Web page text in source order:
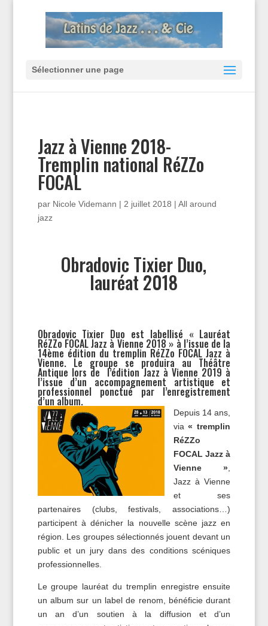
Sélectionner une page
Jazz à Vienne 2018-
Tremplin national RéZZo
FOCAL
par Nicole Videmann | 2 juillet 2018 | All around
jazz
Obradovic Tixier Duo,
lauréat 2018
Obradovic Tixier Duo est labellisé « Lauréat
RéZZo FOCAL Jazz à Vienne 2018 » à l’issue de la
14ème édition du tremplin RéZZo FOCAL Jazz à
Vienne. Le groupe se produira au Théâtre
Antique lors de l’édition Jazz à Vienne 2019 à
l’issue d’un accompagnement artistique et
professionnel ponctué par l’enregistrement
d’un album.
Depuis 14 ans,
via « tremplin
RéZZo
FOCAL Jazz à
Vienne »
Jazz à Vienne
et ses
partenaires (clubs, festivals, associations…)
participent à dénicher la nouvelle scène jazz en
région. Les groupes sélectionnés jouent devant un
public et un jury dans des conditions scéniques
professionnelles.
Le groupe lauréat du tremplin enregistre ensuite
un album sur un label de renom, bénéficie durant
un an d’un soutien à la diffusion et d’un